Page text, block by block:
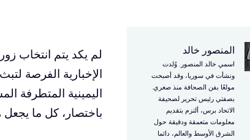
لم يكد يتم انتخاب
الإخبارية الفرصة
اليمينية المتطرفة
باختصار، كل ما يجعل
المنصور خالد
اسمي خالد المنصور. وُلدت
ونشأت في سوريا، وقد أصبحت
مولعًا بفن الصحافة منذ صغري.
بصفتي رئيس تحرير لصحيفة
الاتحاد برس، ألتزم بتقديم
معلومات متعمقة ودقيقة حول
الشرق الأوسط والعالم، دائما